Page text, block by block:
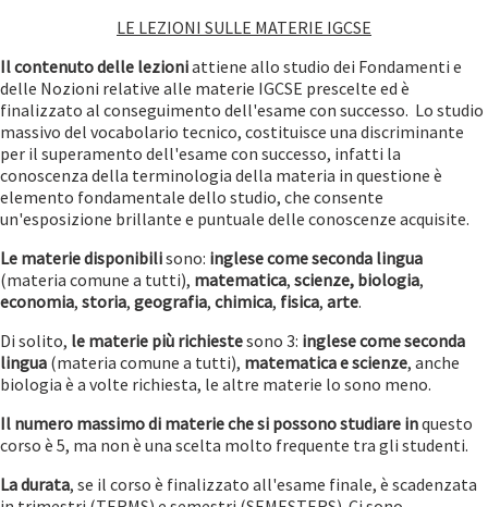
LE LEZIONI SULLE MATERIE IGCSE
Il contenuto delle lezioniattiene allo studio dei Fondamenti e
delle Nozioni relative alle materie IGCSE prescelte ed è
finalizzato al conseguimento dell'esame con successo. Lo studio
massivo del vocabolario tecnico, costituisce una discriminante
per il superamento dell'esame con successo, infatti la
conoscenza della terminologia della materia in questione è
elemento fondamentale dello studio, che consente
un'esposizione brillante e puntuale delle conoscenze acquisite.
Le materie disponibilisono: inglese come seconda lingua
(materia comune a tutti), matematica, scienze, biologia,
economia, storia, geografia, chimica, fisica, arte.
Di solito, le materie più richiestesono 3: inglese come seconda
lingua (materia comune a tutti), matematica e scienze, anche
biologia è a volte richiesta, le altre materie lo sono meno.
Il numero massimo di materie che si possono studiare inquesto
corso è 5, ma non è una scelta molto frequente tra gli studenti.
La durata, se il corso è finalizzato all'esame finale, è scadenzata